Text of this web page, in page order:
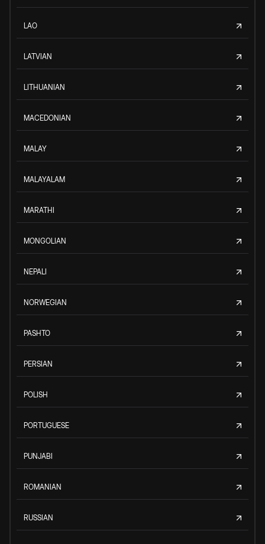
LAO
LATVIAN
LITHUANIAN
MACEDONIAN
MALAY
MALAYALAM
MARATHI
MONGOLIAN
NEPALI
NORWEGIAN
PASHTO
PERSIAN
POLISH
PORTUGUESE
PUNJABI
ROMANIAN
RUSSIAN